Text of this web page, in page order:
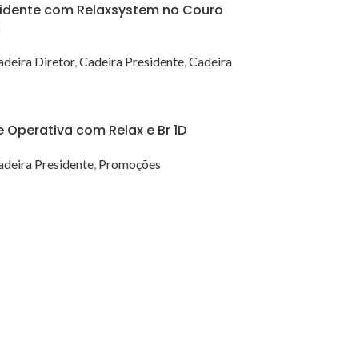
com Relaxsystem no Couro
Diretor,Cadeira Presidente,Cadeira
Operativa com Relax e Br 1D
Presidente, Promoções